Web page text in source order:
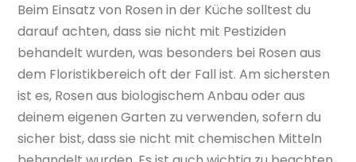
Beim Einsatz von Rosen in der Küche solltest du
darauf achten, dass sie nicht mit Pestiziden
behandelt wurden, was besonders bei Rosen aus
dem Floristikbereich oft der Fall ist. Am sichersten
ist es, Rosen aus biologischem Anbau oder aus
deinem eigenen Garten zu verwenden, sofern du
sicher bist, dass sie nicht mit chemischen Mitteln